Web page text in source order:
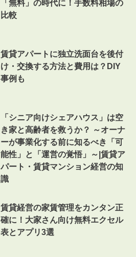
「無料」の時代に！手数料相場の
比較
賃貸アパートに独立洗面台を後付
け・交換する方法と費用は？DIY
事例も
「シニア向けシェアハウス」は空
き家と高齢者を救うか？ ～オーナ
ーが事業化する前に知るべき「可
能性」と「運営の覚悟」～|賃貸ア
パート・賃貸マンション経営の知
識
賃貸経営の家賃管理をカンタン正
確に！大家さん向け無料エクセル
表とアプリ3選